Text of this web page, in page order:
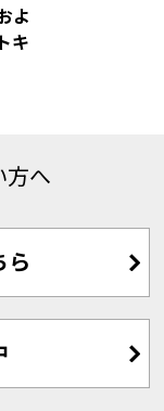
よ
キ
方へ
ら